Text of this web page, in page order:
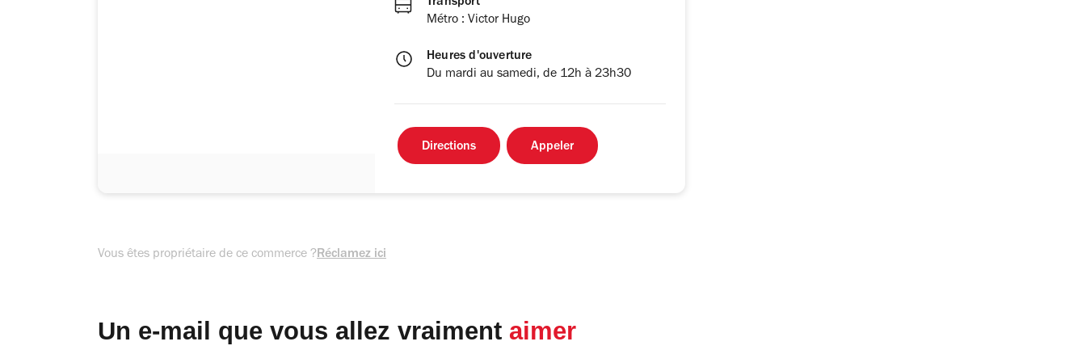
Transport
Métro : Victor Hugo
Heures d'ouverture
Du mardi au samedi, de 12h à 23h30
Directions Appeler
Vous êtes propriétaire de ce commerce ?Réclamez ici
Un e-mail que vous allez vraiment aimer